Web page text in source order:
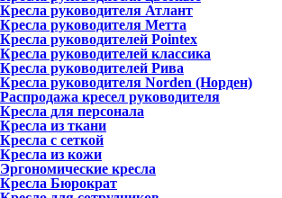
Кресла руководителя Атлант
Кресла рyководителя Метта
Кресла руководителей Pointex
Кресла руководителей классика
Кресла руководителей Рива
Кресла руководителя Norden (Норден)
Распродажа кресел руководителя
Кресла для персонала
Кресла из ткани
Кресла с сеткой
Кресла из кожи
Эргономические кресла
Кресла Бюрократ